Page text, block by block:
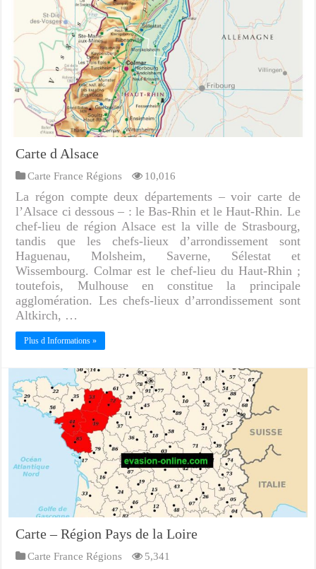
Carte d Alsace
Carte France Régions 10,016
La régon compte deux départements – voir carte de
l’Alsace ci dessous – : le Bas-Rhin et le Haut-Rhin. Le
chef-lieu de région Alsace est la ville de Strasbourg,
tandis que les chefs-lieux d’arrondissement sont
Haguenau, Molsheim, Saverne, Sélestat et
Wissembourg. Colmar est le chef-lieu du Haut-Rhin ;
toutefois, Mulhouse en constitue la principale
agglomération. Les chefs-lieux d’arrondissement sont
Altkirch, …
Plus d Informations »
Carte – Région Pays de la Loire
Carte France Régions 5,341